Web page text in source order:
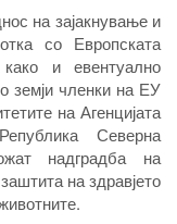
на зајакнување и
со Европската
и евентуално
земји членки на ЕУ
на Агенцијата
Северна
надградба на
на здравјето